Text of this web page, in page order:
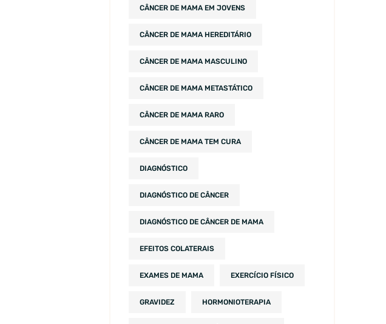
CÂNCER DE MAMA EM JOVENS
CÂNCER DE MAMA HEREDITÁRIO
CÂNCER DE MAMA MASCULINO
CÂNCER DE MAMA METASTÁTICO
CÂNCER DE MAMA RARO
CÂNCER DE MAMA TEM CURA
DIAGNÓSTICO
DIAGNÓSTICO DE CÂNCER
DIAGNÓSTICO DE CÂNCER DE MAMA
EFEITOS COLATERAIS
EXAMES DE MAMA EXERCÍCIO FÍSICO
GRAVIDEZ HORMONIOTERAPIA